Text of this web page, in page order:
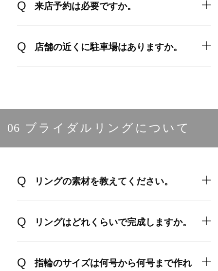
来店予約は必要ですか。
店舗の近くに駐車場はありますか。
06 ブライダルリングについて
リングの素材を教えてください。
リングはどれくらいで完成しますか。
指輪のサイズは何号から何号まで作れ